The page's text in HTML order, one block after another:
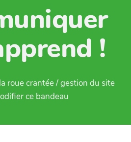
!
roue crantée / gestion du site
ce bandeau